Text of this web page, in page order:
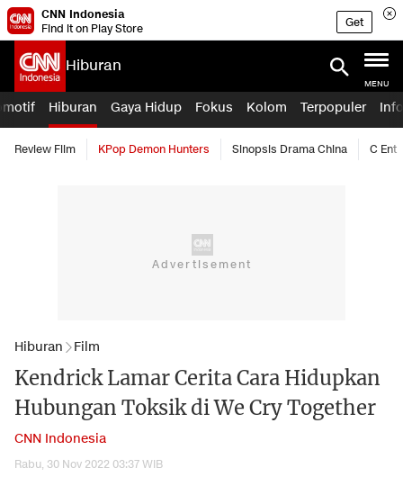
CNN Indonesia
Find it on Play Store
Get
Hiburan
MENU
Hiburan Gaya Hidup Fokus Kolom Terpopuler
Review Film KPop Demon Hunters Sinopsis Drama China C Ent
Hiburan Film
Kendrick Lamar Cerita Cara Hidupkan
Hubungan Toksik di We Cry Together
CNN Indonesia
Rabu, 30 Nov 2022 03:37 WIB